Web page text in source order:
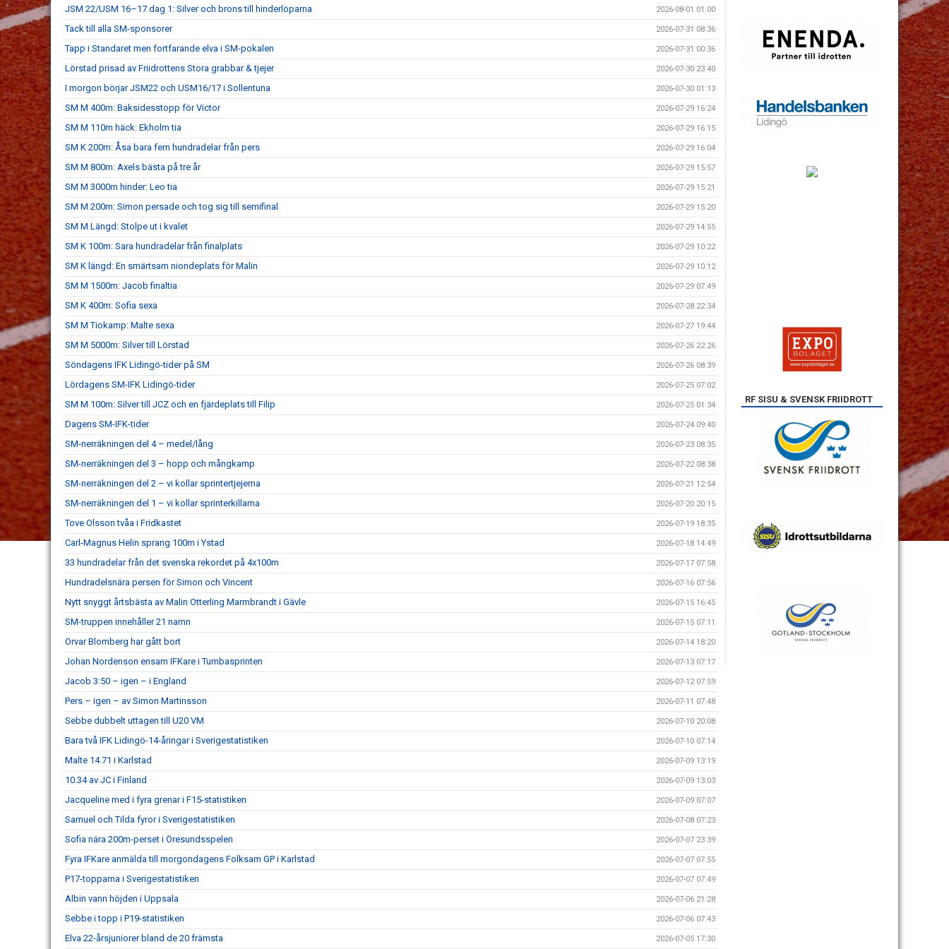
JSM 22/USM 16–17 dag 1: Silver och brons till hinderlöparna 2026-08-01 01:00
Tack till alla SM-sponsorer 2026-07-31 08:36
Tapp i Standaret men fortfarande elva i SM-pokalen 2026-07-31 00:36
Lörstad prisad av Friidrottens Stora grabbar & tjejer 2026-07-30 23:40
I morgon börjar JSM22 och USM16/17 i Sollentuna 2026-07-30 01:13
SM M 400m: Baksidesstopp för Victor 2026-07-29 16:24
SM M 110m häck: Ekholm tia 2026-07-29 16:15
SM K 200m: Åsa bara fem hundradelar från pers 2026-07-29 16:04
SM M 800m: Axels bästa på tre år 2026-07-29 15:57
SM M 3000m hinder: Leo tia 2026-07-29 15:21
SM M 200m: Simon persade och tog sig till semifinal 2026-07-29 15:20
SM M Längd: Stolpe ut i kvalet 2026-07-29 14:55
SM K 100m: Sara hundradelar från finalplats 2026-07-29 10:22
SM K längd: En smärtsam niondeplats för Malin 2026-07-29 10:12
SM M 1500m: Jacob finaltia 2026-07-29 07:49
SM K 400m: Sofia sexa 2026-07-28 22:34
SM M Tiokamp: Malte sexa 2026-07-27 19:44
SM M 5000m: Silver till Lörstad 2026-07-26 22:26
Söndagens IFK Lidingö-tider på SM 2026-07-26 08:39
Lördagens SM-IFK Lidingö-tider 2026-07-25 07:02
SM M 100m: Silver till JCZ och en fjärdeplats till Filip 2026-07-25 01:34
Dagens SM-IFK-tider 2026-07-24 09:40
SM-nerräkningen del 4 – medel/lång 2026-07-23 08:35
SM-nerräkningen del 3 – hopp och mångkamp 2026-07-22 08:38
SM-nerräkningen del 2 – vi kollar sprintertjejerna 2026-07-21 12:54
SM-nerräkningen del 1 – vi kollar sprinterkillarna 2026-07-20 20:15
Tove Olsson tvåa i Fridkastet 2026-07-19 18:35
Carl-Magnus Helin sprang 100m i Ystad 2026-07-18 14:49
33 hundradelar från det svenska rekordet på 4x100m 2026-07-17 07:58
Hundradelsnära persen för Simon och Vincent 2026-07-16 07:56
Nytt snyggt årtsbästa av Malin Otterling Marmbrandt i Gävle 2026-07-15 16:45
SM-truppen innehåller 21 namn 2026-07-15 07:11
Orvar Blomberg har gått bort 2026-07-14 18:20
Johan Nordenson ensam IFKare i Tumbasprinten 2026-07-13 07:17
Jacob 3:50 – igen – i England 2026-07-12 07:59
Pers – igen – av Simon Martinsson 2026-07-11 07:48
Sebbe dubbelt uttagen till U20 VM 2026-07-10 20:08
Bara två IFK Lidingö-14-åringar i Sverigestatistiken 2026-07-10 07:14
Malte 14.71 i Karlstad 2026-07-09 13:19
10.34 av JC i Finland 2026-07-09 13:03
Jacqueline med i fyra grenar i F15-statistiken 2026-07-09 07:07
Samuel och Tilda fyror i Sverigestatistiken 2026-07-08 07:23
Sofia nära 200m-perset i Öresundsspelen 2026-07-07 23:39
Fyra IFKare anmälda till morgondagens Folksam GP i Karlstad 2026-07-07 07:55
P17-topparna i Sverigestatistiken 2026-07-07 07:49
Albin vann höjden i Uppsala 2026-07-06 21:28
Sebbe i topp i P19-statistiken 2026-07-06 07:43
Elva 22-årsjuniorer bland de 20 främsta 2026-07-05 17:30
RF SISU & SVENSK FRIIDROTT